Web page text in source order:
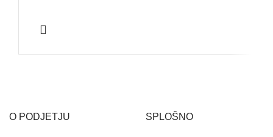
O PODJETJU SPLOŠNO